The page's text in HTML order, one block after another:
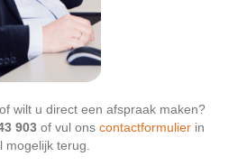
wilt u direct een afspraak maken?
903 of vul ons contactformulier in
terug.